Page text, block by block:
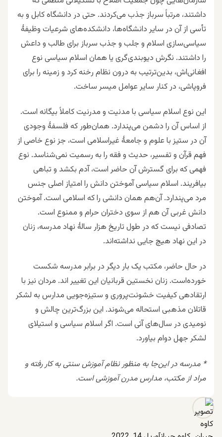
داشتند، مرتباً سرباز جذب می‌کردند. حتی در دانشگاه‌ کابل و به
تأسی از آن در سایر دانشگاه‌ها، دانشکده‌های شرعیات وظیفهٔ
سیاسی‌سازی اسلام و جلب و جذب سرباز برای طالب و داعش
را داشتند. نگرش دیوبندی‌گری یا همان اسلام سیاسی نوع
افغانی‌اش، بدین‌ترتیب به درون نظام رخنه کرد و زمینه را برای
فروپاشی، در کنار سایر عوامل میسر ساخت.
این نوع اسلام سیاسی با مدنیت و مدرنیت کاملا‌ً بیگانه است.
از اساس آن را دشمن می‌پندارد. همان‌طور که فلسفهٔ وجودی
آن در ستیز با علوم و جامعهٔ غیراسلامی است، جز نوع خاصی از
فهم قرآن و تفسیر، حدیث و فقه را به رسمیت نمی‌شناسد. نوع
فهمی که برای گسترش آن حاضر است، آدم بکشد و تباهی
بیافریند. اسلام سیاسی آموختن دانش را امتیاز اصلی جنس
مرد می‌پندارد. آن‌هم همان دانشی را که اسلامی است. آموختن
دانش غربی آن هم از سوی دختران حرام و ممنوع است.
تصادفی نیست که در طول تاریخ هزار سالهٔ نهاد مدرسه، زنان
در این نهاد هیچ جایی نداشته‌اند.
در حال حاضر، مکتب یک بار دیگر در برابر مدرسه شکست
خورده‌است. زنان نخستین قربانیان این تغییر اند. مردان نیز با
ارتقادهی کیفیت خشونت‌پروری و ستیزه‌جویی مدارس به لشکر
قاتلان مذهبی استحاله می‌شوند. این بزرگ‌ترین چالش و
نومیدی در سال‌های آتی است. اگر اسلام سیاسی و استیلای
لشکر جهل دوام بیاورد.
* مدرسه در این‌جا به منظور نظام آموزش سنتی به کار رفته و
مراد از مکتب، مدارس مدرن آموزشی است.